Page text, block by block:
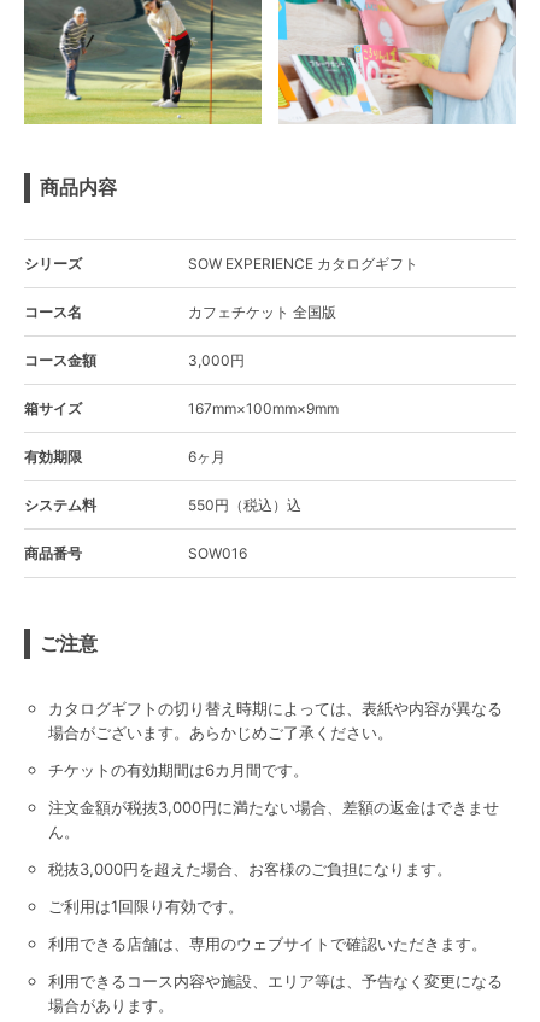
商品内容
シリーズ SOW EXPERIENCE カタログギフト
コース名 カフェチケット 全国版
コース金額 3,000円
箱サイズ 167mm×100mm×9mm
有効期限 6ヶ月
システム料 550円（税込）込
商品番号 SOW016
ご注意
カタログギフトの切り替え時期によっては、表紙や内容が異なる
場合がございます。あらかじめご了承ください。
チケットの有効期間は6カ月間です。
注文金額が税抜3,000円に満たない場合、差額の返金はできませ
ん。
税抜3,000円を超えた場合、お客様のご負担になります。
ご利用は1回限り有効です。
利用できる店舗は、専用のウェブサイトで確認いただきます。
利用できるコース内容や施設、エリア等は、予告なく変更になる
場合があります。